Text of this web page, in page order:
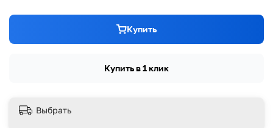
Купить
Купить в 1 клик
Выбрать